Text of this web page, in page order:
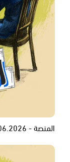
المنصة - 28.06.2026